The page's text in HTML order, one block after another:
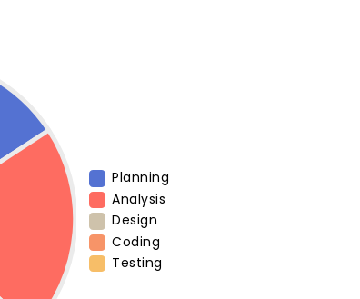
Planning
Analysis
Design
Coding
Testing